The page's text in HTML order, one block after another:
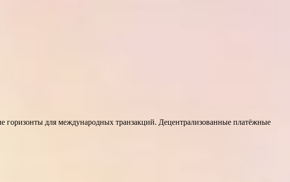
горизонты для международных транзакций. Децентрализованные платёжные